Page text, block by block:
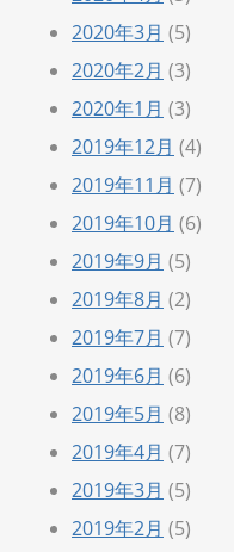
2020年3月 (5)
2020年2月 (3)
2020年1月 (3)
2019年12月 (4)
2019年11月 (7)
2019年10月 (6)
2019年9月 (5)
2019年8月 (2)
2019年7月 (7)
2019年6月 (6)
2019年5月 (8)
2019年4月 (7)
2019年3月 (5)
2019年2月 (5)